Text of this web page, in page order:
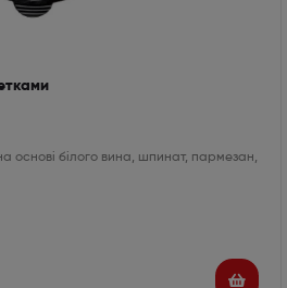
основі білого вина, шпинат, пармезан,